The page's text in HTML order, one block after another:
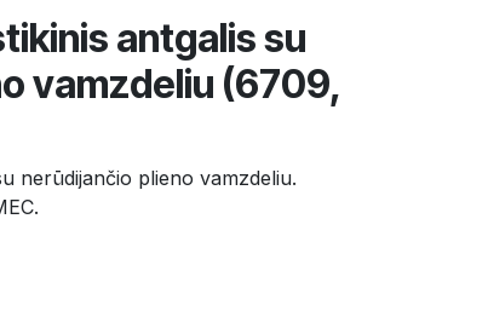
antgalis su
vamzdeliu (6709,
nerūdijančio plieno vamzdeliu.